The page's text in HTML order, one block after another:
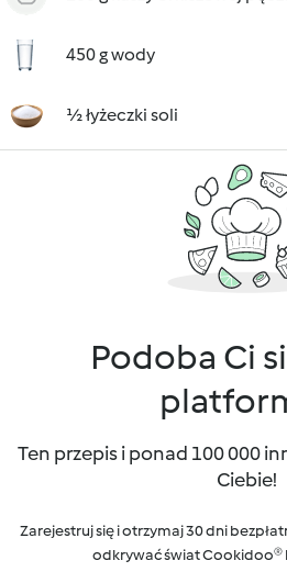
450 g wody
½ łyżeczki soli
Podoba Ci
Ten przepis i ponad 100 000
Ciebie!
Zarejestruj się i otrzymaj 30 dni
odkrywać świat Cookidoo®